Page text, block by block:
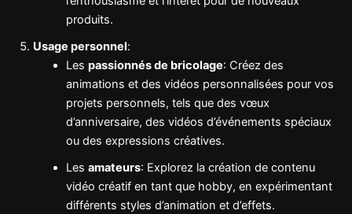
produits.
Usage personnel:
Lespassionnés de bricolage: Créez des
animations et des vidéos personnalisées pour vos
projets personnels, tels que des vœux
d’anniversaire, des vidéos d’événements spéciaux
ou des expressions créatives.
Lesamateurs: Explorez la création de contenu
vidéo créatif en tant que hobby, en expérimentant
différents styles d’animation et d’effets.